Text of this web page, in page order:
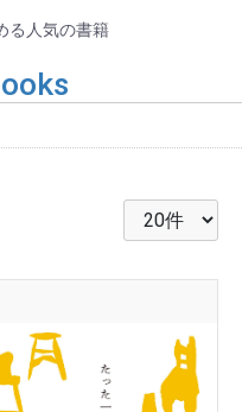
る人気の書籍